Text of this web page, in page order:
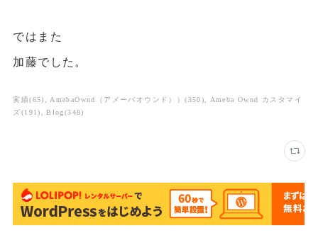
ではまた
加藤でした。
実績(65) AmebaOwnd（アメーバオウンド））(350)
Ameba Ownd カスタマイ
ズ(191) Blog (348)